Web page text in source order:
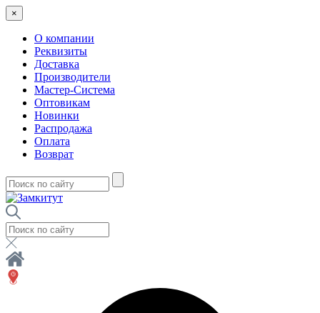
×
О компании
Реквизиты
Доставка
Производители
Мастер-Система
Оптовикам
Новинки
Распродажа
Оплата
Возврат